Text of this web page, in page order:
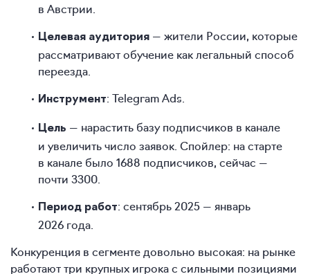
в Австрии.
Целевая аудитория — жители России, которые
рассматривают обучение как легальный способ
переезда.
Инструмент: Telegram Ads.
Цель — нарастить базу подписчиков в канале
и увеличить число заявок. Спойлер: на старте
в канале было 1688 подписчиков, сейчас —
почти 3300.
Период работ: сентябрь 2025 — январь
2026 года.
Конкуренция в сегменте довольно высокая: на рынке
работают три крупных игрока с сильными позициями